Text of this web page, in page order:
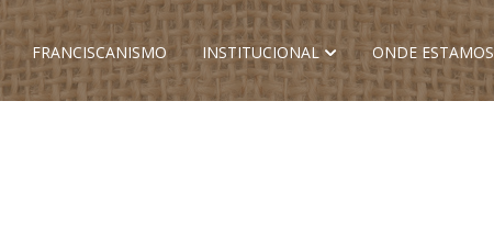
FRANCISCANISMO INSTITUCIONAL ONDE ESTAMOS